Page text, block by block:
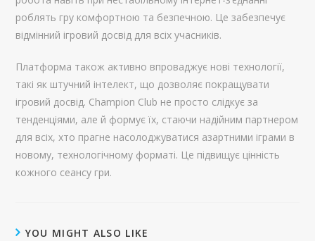
роблять гру комфортною та безпечною. Це забезпечує
відмінний ігровий досвід для всіх учасників.
Платформа також активно впроваджує нові технології,
такі як штучний інтелект, що дозволяє покращувати
ігровий досвід. Champion Club не просто слідкує за
тенденціями, але й формує їх, стаючи надійним партнером
для всіх, хто прагне насолоджуватися азартними іграми в
новому, технологічному форматі. Це підвищує цінність
кожного сеансу гри.
YOU MIGHT ALSO LIKE